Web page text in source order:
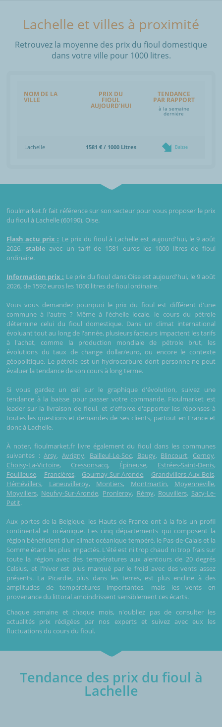
Lachelle et villes à proximité
Retrouvez la moyenne des prix du fioul domestique
dans votre ville pour 1000 litres.
NOM DE LA
VILLE
PRIX DU
FIOUL
AUJOURD'HUI
TENDANCE
PAR RAPPORT
à la semaine
dernière
Lachelle 1581 € / 1000 Litres Baisse
fioulmarket.fr fait référence sur son secteur pour vous proposer le prix
du fioul à Lachelle (60190), Oise.
Flash actu prix : Le prix du fioul à Lachelle est aujourd'hui, le 9 août
2026, stable avec un tarif de 1581 euros les 1000 litres de fioul
ordinaire.
Information prix : Le prix du fioul dans Oise est aujourd'hui, le 9 août
2026, de 1592 euros les 1000 litres de fioul ordinaire.
Vous vous demandez pourquoi le prix du fioul est différent d'une
commune à l'autre ? Même à l'échelle locale, le cours du pétrole
détermine celui du fioul domestique. Dans un climat international
évoluant tout au long de l'année, plusieurs facteurs impactent les tarifs
à l'achat, comme la production mondiale de pétrole brut, les
évolutions du taux de change dollar/euro, ou encore le contexte
géopolitique. Le pétrole est un hydrocarbure dont personne ne peut
évaluer la tendance de son cours à long terme.
Si vous gardez un œil sur le graphique d'évolution, suivez une
tendance à la baisse pour passer votre commande. Fioulmarket est
leader sur la livraison de fioul, et s'efforce d'apporter les réponses à
toutes les questions et demandes de ses clients, partout en France et
donc à Lachelle.
À noter, fioulmarket.fr livre également du fioul dans les communes
suivantes :Arsy,Avrigny, Bailleul-Le-Soc, Baugy, Blincourt, Cernoy,
Choisy-La-Victoire, Cressonsacq, Épineuse, Estrées-Saint-Denis,
Fouilleuse, Francières, Gournay-Sur-Aronde, Grandvillers-Aux-Bois,
Hémévillers, Laneuvilleroy, Montiers, Montmartin, Moyenneville,
Moyvillers, Neufvy-Sur-Aronde, Pronleroy, Rémy, Rouvillers, Sacy-Le-
Petit.
Aux portes de la Belgique, les Hauts de France ont à la fois un profil
continental et océanique. Les cinq départements qui composent la
région bénéficient d'un climat océanique tempéré, le Pas-de-Calais et la
Somme étant les plus impactés. L'été est ni trop chaud ni trop frais sur
toute la région avec des températures aux alentours de 20 degrés
Celsius, et l'hiver est plus marqué par le froid avec des vents assez
présents. La Picardie, plus dans les terres, est plus encline à des
amplitudes de températures importantes, mais les vents en
provenance du littoral amoindrissent sensiblement ces écarts.
Chaque semaine et chaque mois, n'oubliez pas de consulter les
actualités prix rédigées par nos experts et suivez avec eux les
fluctuations du cours du fioul.
Tendance des prix du fioul à
Lachelle